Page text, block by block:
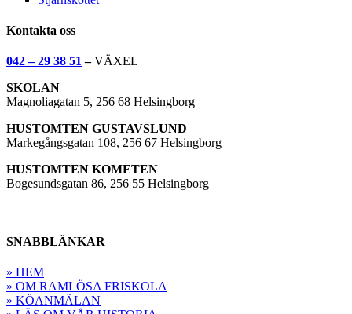
Kontakta oss
042 – 29 38 51–VÄXEL
SKOLAN
Magnoliagatan 5, 256 68 Helsingborg
HUSTOMTEN GUSTAVSLUND
Markegångsgatan 108, 256 67 Helsingborg
HUSTOMTEN KOMETEN
Bogesundsgatan 86, 256 55 Helsingborg
SNABBLÄNKAR
» HEM
» OM RAMLÖSA FRISKOLA
» KÖANMÄLAN